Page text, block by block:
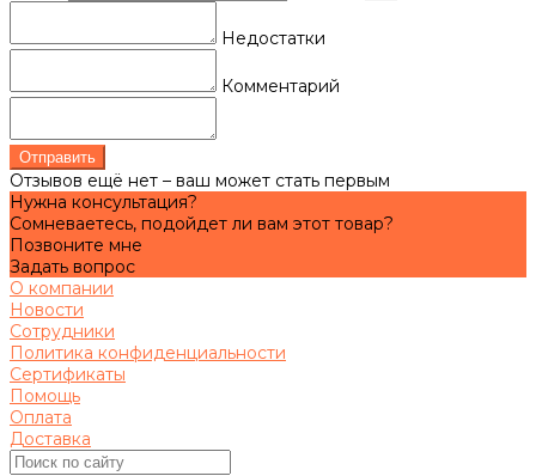
Недостатки
Комментарий
Отправить
Отзывов ещё нет – ваш может стать первым
Нужна консультация?
Сомневаетесь, подойдет ли вам этот товар?
Позвоните мне
Задать вопрос
О компании
Новости
Сотрудники
Политика конфиденциальности
Сертификаты
Помощь
Оплата
Доставка